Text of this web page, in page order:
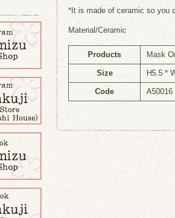
*It is made of ceramic so you
Material/Ceramic
Products Mask
Size H5.5 *
Code A50016